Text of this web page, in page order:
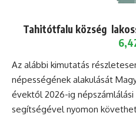
Tahitótfalu község
Az alábbi kimutatás
népességének alakulását
évektől 2026-ig
segítségével nyomon